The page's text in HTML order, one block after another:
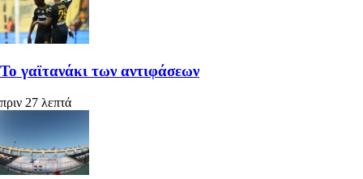
Το γαϊτανάκι των αντιφάσεων
πριν 27 λεπτά